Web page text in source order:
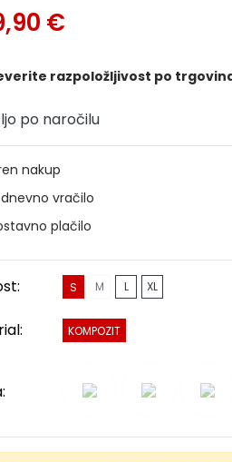
€
razpoložljivost po
po naročilu
nakup
vračilo
plačilo
S M L XL
KOMPOZIT